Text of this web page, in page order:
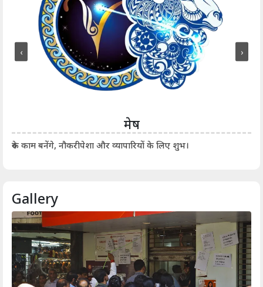
मेष
रुके काम बनेंगे, नौकरीपेशा और व्यापारियों के लिए शुभ।
‹ ›
Gallery